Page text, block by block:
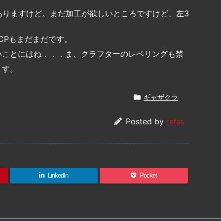
ますけど。まだ加工が欲しいところですけど、左3
もまだまだです。
とにはね．．．ま、クラフターのレベリングも禁
。
ギャザクラ
Posted by refas
LinkedIn Pocket